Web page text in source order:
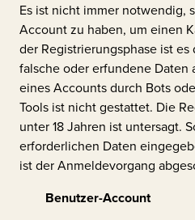
Es ist nicht immer notwendig,
Account zu haben, um einen
der Registrierungsphase ist
falsche oder erfundene Daten
eines Accounts durch Bots
Tools ist nicht gestattet. Die
unter 18 Jahren ist untersagt.
erforderlichen Daten
ist der Anmeldevorgang
Benutzer-Account